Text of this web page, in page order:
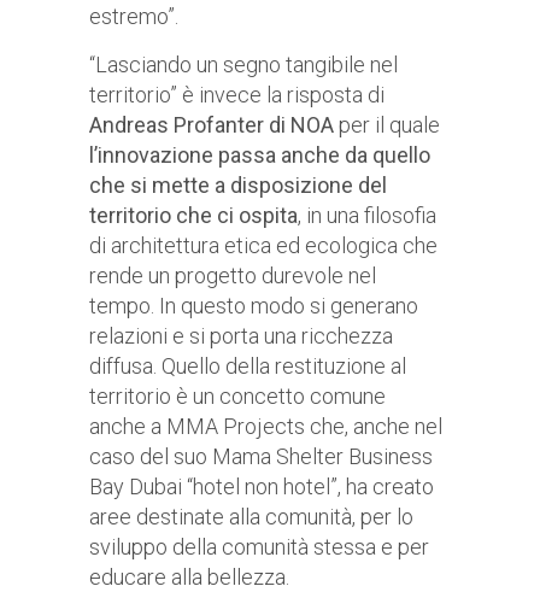
estremo”.
“Lasciando un segno tangibile nel
territorio” è invece la risposta di
Andreas Profanter di NOAper il quale
l’innovazione passa anche da quello
che si mette a disposizione del
territorio che ci ospita, in una filosofia
di architettura etica ed ecologica che
rende un progetto durevole nel
tempo. In questo modo si generano
relazioni e si porta una ricchezza
diffusa. Quello della restituzione al
territorio è un concetto comune
anche a MMA Projects che, anche nel
caso del suo Mama Shelter Business
Bay Dubai “hotel non hotel”, ha creato
aree destinate alla comunità, per lo
sviluppo della comunità stessa e per
educare alla bellezza.